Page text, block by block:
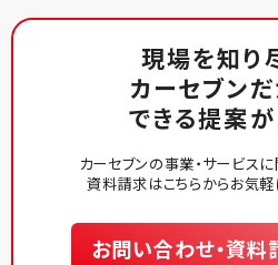
現場を知り
カーセブン
できる提案
カーセブンの事業・サービスに
資料請求はこちらからお気軽
お問い合わせ・資料